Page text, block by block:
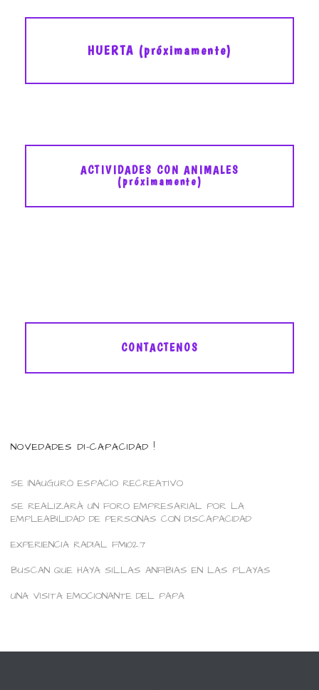
HUERTA (próximamente)
ACTIVIDADES CON ANIMALES
(próximamente)
CONTACTENOS
NOVEDADES DI-CAPACIDAD !
SE INAUGURÓ ESPACIO RECREATIVO
SE REALIZARÁ UN FORO EMPRESARIAL POR LA
EMPLEABILIDAD DE PERSONAS CON DISCAPACIDAD
EXPERIENCIA RADIAL FM102.7
BUSCAN QUE HAYA SILLAS ANFIBIAS EN LAS PLAYAS
UNA VISITA EMOCIONANTE DEL PAPA